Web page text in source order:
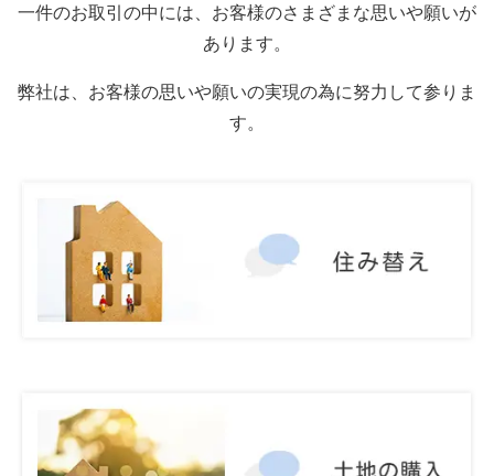
一件のお取引の中には、お客様のさまざまな思いや願いが
あります。
弊社は、お客様の思いや願いの実現の為に努力して参りま
す。